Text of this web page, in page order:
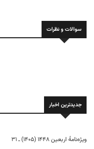
سوالات و نظرات
جدیدترین اخبار
ویژه‌نامهٔ اربعین ۱۴۴۸ (۱۴۰۵) ـ ۳۱